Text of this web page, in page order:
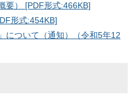
要） [PDF形式:466KB]
形式:454KB]
について（通知）（令和5年12